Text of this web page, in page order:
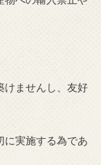
けませんし、友好
に実施する為であ